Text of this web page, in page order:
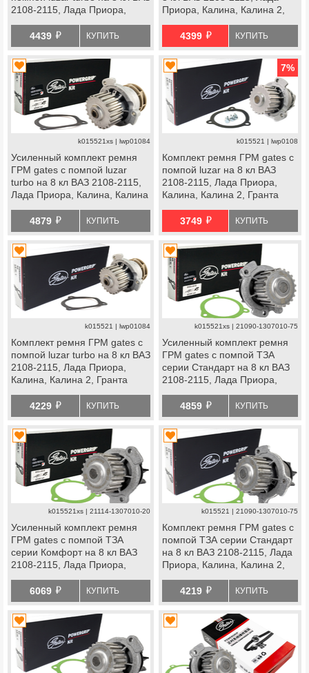
2108-2115, Лада Приора,
Стандарт, Ока
4439 й КУПИТЬ
Приора, Калина, Калина 2,
4399 й КУПИТЬ
k015521xs | lwp01084
Усиленный комплект ремня
ГРМ gates с помпой luzar
turbo на 8 кл ВАЗ 2108-2115,
Лада Приора, Калина, Калина
4879 й КУПИТЬ
7%
k015521 | lwp0108
Комплект ремня ГРМ gates с
помпой luzar на 8 кл ВАЗ
2108-2115, Лада Приора,
Калина, Калина 2, Гранта
3749 й КУПИТЬ
k015521 | lwp01084
Комплект ремня ГРМ gates с
помпой luzar turbo на 8 кл ВАЗ
2108-2115, Лада Приора,
Калина, Калина 2, Гранта
4229 й КУПИТЬ
k015521xs | 21090-1307010-75
Усиленный комплект ремня
ГРМ gates с помпой ТЗА
серии Стандарт на 8 кл ВАЗ
2108-2115, Лада Приора,
Стандарт, Ока
4859 й КУПИТЬ
k015521xs | 21114-1307010-20
Усиленный комплект ремня
ГРМ gates с помпой ТЗА
серии Комфорт на 8 кл ВАЗ
2108-2115, Лада Приора,
Стандарт, Ока
6069 й КУПИТЬ
k015521 | 21090-1307010-75
Комплект ремня ГРМ gates с
помпой ТЗА серии Стандарт
на 8 кл ВАЗ 2108-2115, Лада
Приора, Калина, Калина 2,
4219 й КУПИТЬ